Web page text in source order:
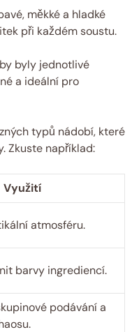
měkké a hladké
při každém soustu.
byly jednotlivé
a ideální pro
typů nádobí, které
Zkuste například:
Využití
atmosféru.
barvy ingrediencí.
podávání a